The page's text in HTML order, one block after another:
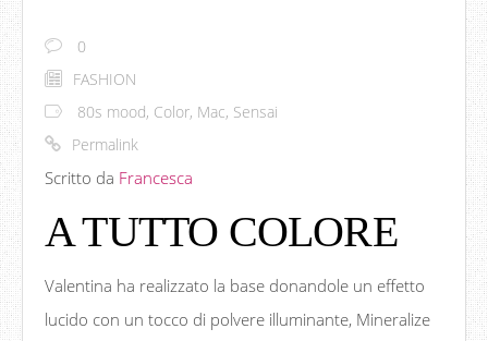
0
FASHION
80s mood, Color, Mac, Sensai
Permalink
Scritto da Francesca
A TUTTO COLORE
Valentina ha realizzato la base donandole un effetto
lucido con un tocco di polvere illuminante, Mineralize